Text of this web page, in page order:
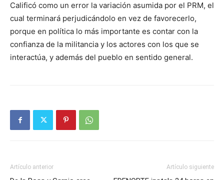
Calificó como un error la variación asumida por el PRM, el
cual terminará perjudicándolo en vez de favorecerlo,
porque en política lo más importante es contar con la
confianza de la militancia y los actores con los que se
interactúa, y además del pueblo en sentido general.
Artículo anterior Artículo siguiente